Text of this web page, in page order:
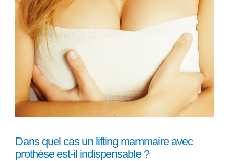
Dans quel cas un lifting mammaire avec
prothèse est-il indispensable ?